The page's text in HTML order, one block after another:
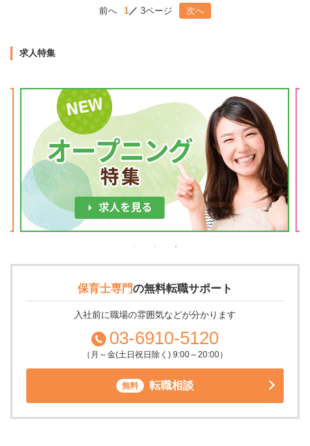
前へ 1 3ページ 次へ
求人特集
保育士専門の無料転職サポート
入社前に職場の雰囲気などが分かります
03-6910-5120
（月～金(土日祝日除く) 9:00～20:00）
無料 転職相談